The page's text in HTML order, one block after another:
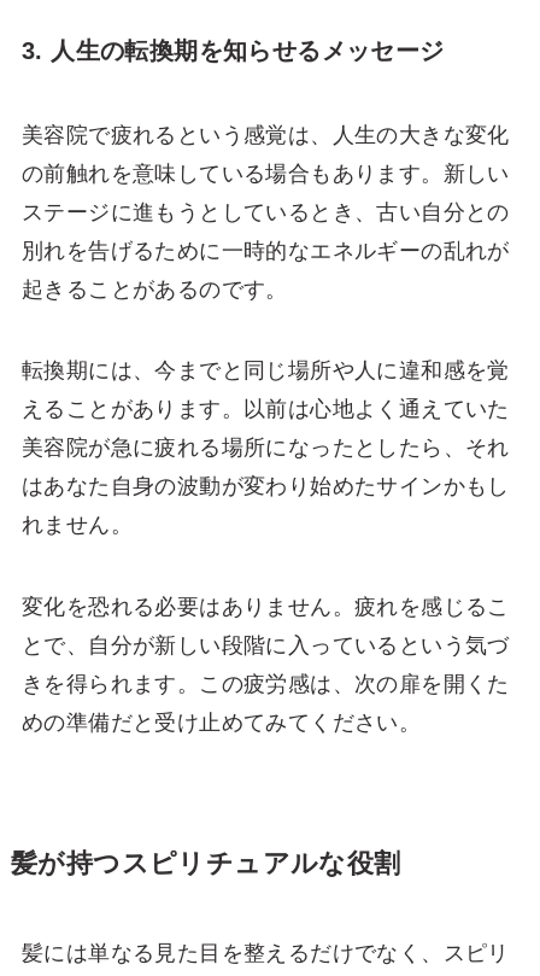
3. 人生の転換期を知らせるメッセージ
美容院で疲れるという感覚は、人生の大きな変化
の前触れを意味している場合もあります。新しい
ステージに進もうとしているとき、古い自分との
別れを告げるために一時的なエネルギーの乱れが
起きることがあるのです。
転換期には、今までと同じ場所や人に違和感を覚
えることがあります。以前は心地よく通えていた
美容院が急に疲れる場所になったとしたら、それ
はあなた自身の波動が変わり始めたサインかもし
れません。
変化を恐れる必要はありません。疲れを感じるこ
とで、自分が新しい段階に入っているという気づ
きを得られます。この疲労感は、次の扉を開くた
めの準備だと受け止めてみてください。
髪が持つスピリチュアルな役割
髪には単なる見た目を整えるだけでなく、スピリ